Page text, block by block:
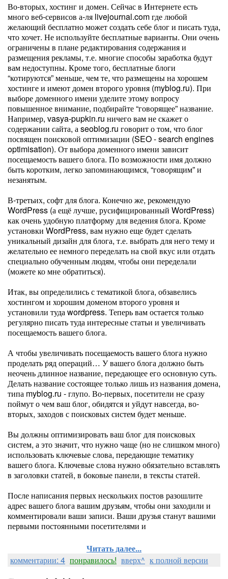
Во-вторых, хостинг и домен. Сейчас в Интернете есть
много веб-сервисов а-ля livejournal.com где любой
желающий бесплатно может создать себе блог и писать туда,
что хочет. Не используйте бесплатные варианты. Они очень
ограничены в плане редактирования содержания и
размещения рекламы, т.е. многие способы заработка будут
вам недоступны. Кроме того, бесплатные блоги
“котируются” меньше, чем те, что размещены на хорошем
хостинге и имеют домен второго уровня (myblog.ru). При
выборе доменного имени уделите этому вопросу
повышенное внимание, подбирайте “говорящее” название.
Например, vasya-pupkin.ru ничего вам не скажет о
содержании сайта, а seoblog.ru говорит о том, что блог
посвящен поисковой оптимизации (SEO - search engines
optimisation). От выбора доменного имени зависит
посещаемость вашего блога. По возможности имя должно
быть коротким, легко запоминающимся, “говорящим” и
незанятым.
В-третьих, софт для блога. Конечно же, рекомендую
WordPress (а ещё лучше, русифицированный WordPress)
как очень удобную платформу для ведения блога. Кроме
установки WordPress, вам нужно еще будет сделать
уникальный дизайн для блога, т.е. выбрать для него тему и
желательно ее немного переделать на свой вкус или отдать
специально обученным людям, чтобы они переделали
(можете ко мне обратиться).
Итак, вы определились с тематикой блога, обзавелись
хостингом и хорошим доменом второго уровня и
установили туда wordpress. Теперь вам остается только
регулярно писать туда интересные статьи и увеличивать
посещаемость вашего блога.
А чтобы увеличивать посещаемость вашего блога нужно
проделать ряд операций… У вашего блога должно быть
неочень длинное название, передающее его основную суть.
Делать название состоящее только лишь из названия домена,
типа myblog.ru - глупо. Во-первых, посетители не сразу
поймут о чем ваш блог, обидятся и уйдут навсегда, во-
вторых, заходов с поисковых систем будет меньше.
Вы должны оптимизировать ваш блог для поисковых
систем, а это значит, что нужно чаще (но не слишком много)
использовать ключевые слова, передающие тематику
вашего блога. Ключевые слова нужно обязательно вставлять
в заголовки статей, в боковые панели, в тексты статей.
После написания первых нескольких постов разошлите
адрес вашего блога вашим друзьям, чтобы они заходили и
комментировали ваши записи. Ваши друзья станут вашими
первыми постоянными посетителями и
Читать далее...
комментарии: 4 понравилось! вверх^ к полной версии